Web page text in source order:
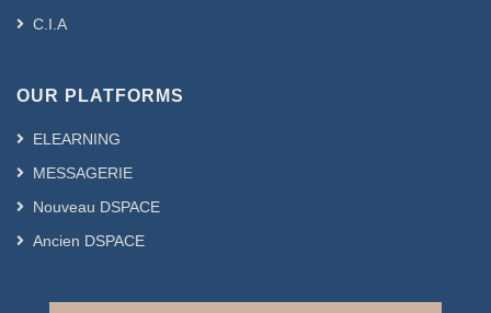
C.I.A
OUR PLATFORMS
ELEARNING
MESSAGERIE
Nouveau DSPACE
Ancien DSPACE